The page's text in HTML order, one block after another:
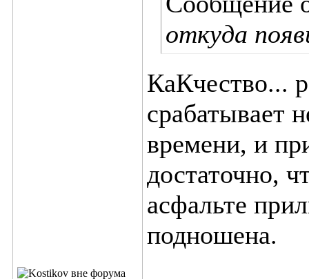
откуда
КаКчество...
срабатывает
времени, и
достаточно,
асфальте
подношена.